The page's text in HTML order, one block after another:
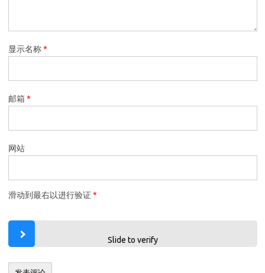
显示名称*
邮箱*
网站
滑动到最右以进行验证 *
Slide to verify